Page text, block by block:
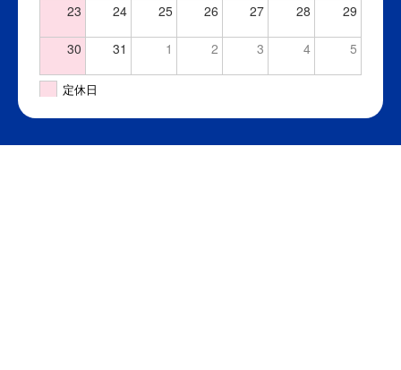
23 24 25 26 27 28 29
30 31 1 2 3 4 5
定休日